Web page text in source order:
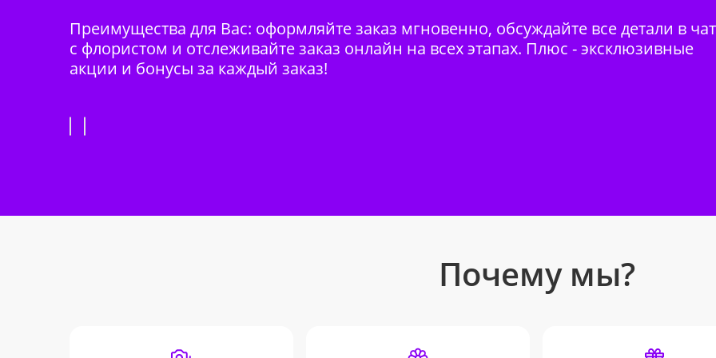
Преимущества для Вас: оформляйте заказ мгновенно, обсуждайте все детали в
с флористом и отслеживайте заказ онлайн на всех этапах. Плюс - эксклюзивные
акции и бонусы за каждый заказ!
Почему мы?